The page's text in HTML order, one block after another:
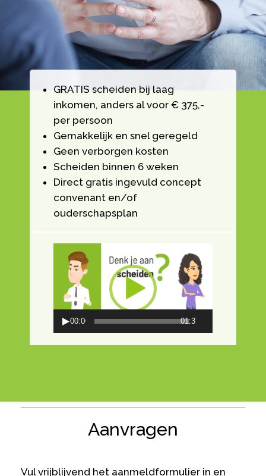
GRATIS scheiden bij laag
inkomen, anders al voor € 375,-
per persoon
Gemakkelijk en snel geregeld
Geen verborgen kosten
Scheiden binnen 6 weken
Direct gratis ingevuld concept
convenant en/of
ouderschapsplan
Videospeler
00:00 01:37
Aanvragen
Vul vrijblijvend het aanmeldformulier in en